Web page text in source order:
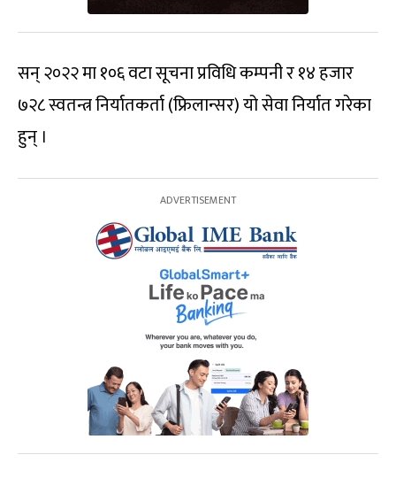
सन् २०२२ मा १०६ वटा सूचना प्रविधि कम्पनी र १४ हजार
७२८ स्वतन्त्र निर्यातकर्ता (फ्रिलान्सर) यो सेवा निर्यात गरेका
हुन् ।